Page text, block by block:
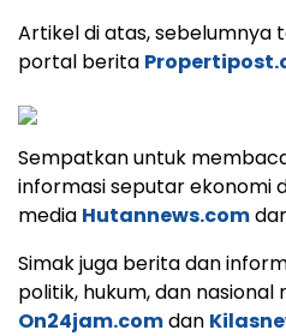
Artikel di atas, sebelumnya
portal berita
Sempatkan untuk
informasi seputar ekonomi
media Hutannews.com
Simak juga berita dan
politik, hukum, dan nasional
On24jam.comdan